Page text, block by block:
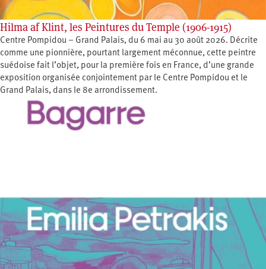
Hilma af Klint, les Peintures du Temple (1906-1915)
Centre Pompidou – Grand Palais, du 6 mai au 30 août 2026. Décrite
comme une pionnière, pourtant largement méconnue, cette peintre
suédoise fait l’objet, pour la première fois en France, d’une grande
exposition organisée conjointement par le Centre Pompidou et le
Grand Palais, dans le 8e arrondissement.